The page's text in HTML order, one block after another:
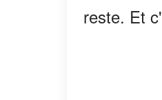
reste. Et